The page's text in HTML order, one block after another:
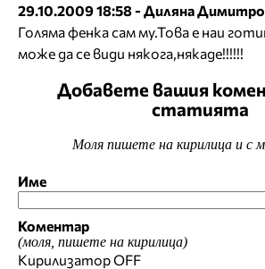
29.10.2009 18:58 - Диляна
Голяма фенка сам му.Това е наи
може да се види някога,някаде!!!!!!
Добавете вашия
статията
Моля пишете на кирилица и с
Име
Коментар
(моля, пишете на кирилица)
КирилизаторOFF